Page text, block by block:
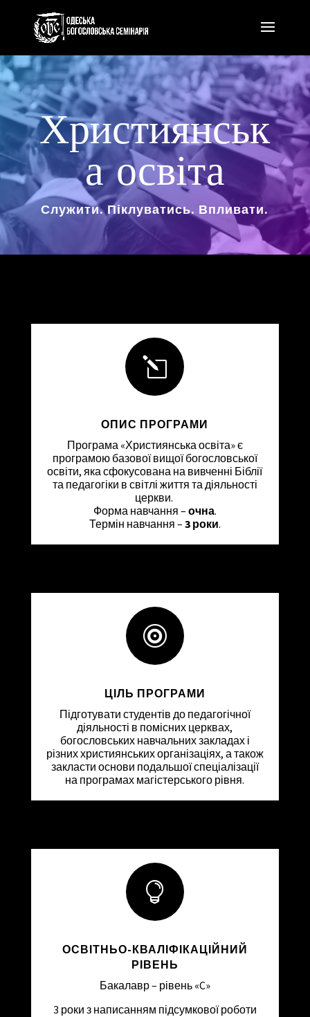
Християнськ
а освіта
Служити. Піклуватись. Впливати.
l
ОПИС ПРОГРАМИ
Програма «Християнська освіта» є
програмою базової вищої богословської
освіти, яка сфокусована на вивченні Біблії
та педагогіки в світлі життя та діяльності
церкви.
Форма навчання – очна.
Термін навчання – 3 роки.

ЦІЛЬ ПРОГРАМИ
Підготувати студентів до педагогічної
діяльності в помісних церквах,
богословських навчальних закладах і
різних християнських організаціях, а також
закласти основи подальшої спеціалізації
на програмах магістерського рівня.

ОСВІТНЬО-КВАЛІФІКАЦІЙНИЙ
РІВЕНЬ
Бакалавр – рівень «C»
3 роки з написанням підсумкової роботи